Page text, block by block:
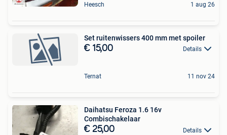
Heesch 1 aug 26
Set ruitenwissers 400 mm met spoiler
€ 15,00 Details
Ternat 11 nov 24
Daihatsu Feroza 1.6 16v
Combischakelaar
€ 25,00 Details